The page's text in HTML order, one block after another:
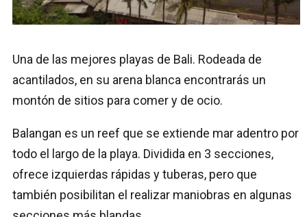
Una de las mejores playas de Bali. Rodeada de
acantilados, en su arena blanca encontrarás un
montón de sitios para comer y de ocio.
Balangan es un reef que se extiende mar adentro por
todo el largo de la playa. Dividida en 3 secciones,
ofrece izquierdas rápidas y tuberas, pero que
también posibilitan el realizar maniobras en algunas